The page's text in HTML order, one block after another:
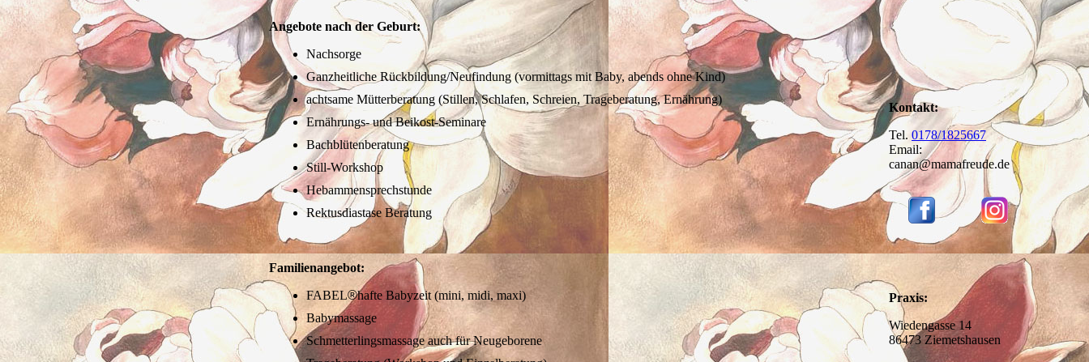
Angebote nach der Geburt:
Nachsorge
Ganzheitliche Rückbildung/Neufindung (vormittags mit Baby, abends ohne Kind)
achtsame Mütterberatung (Stillen, Schlafen, Schreien, Trageberatung, Ernährung)
Ernährungs- und Beikost-Seminare
Bachblütenberatung
Still-Workshop
Hebammensprechstunde
Rektusdiastase Beratung
Familienangebot:
FABEL®hafte Babyzeit (mini, midi, maxi)
Babymassage
Schmetterlingsmassage auch für Neugeborene
Kontakt:
Tel. 0178/1825667
Email:
canan@mamafreude.de
Praxis:
Wiedengasse 14
86473 Ziemetshausen